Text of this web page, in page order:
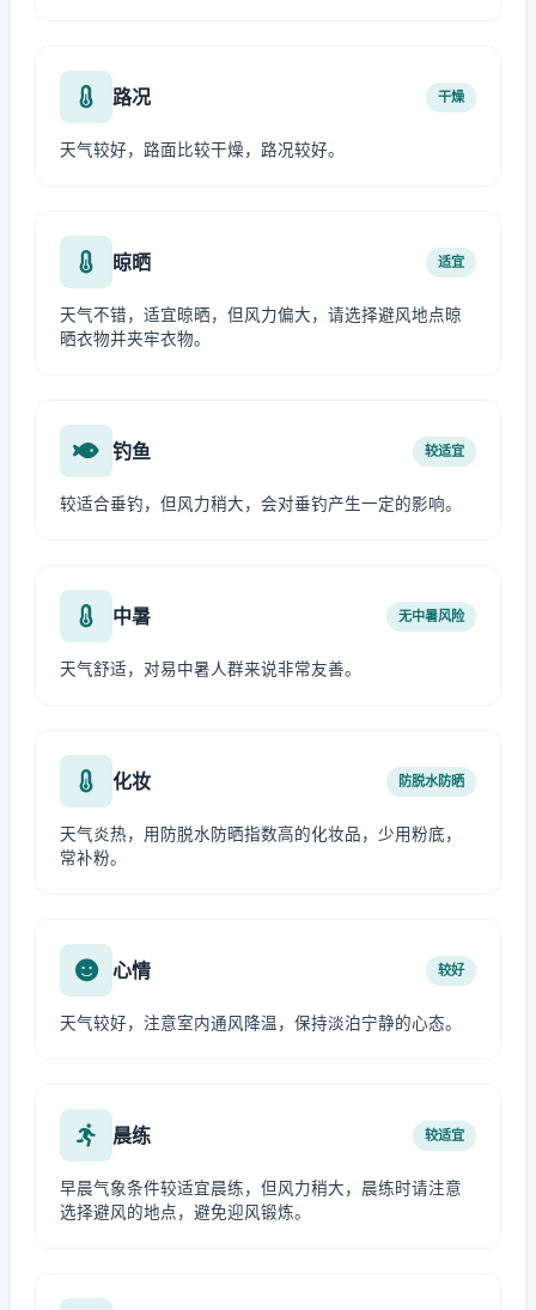
路况 干燥
天气较好，路面比较干燥，路况较好。
晾晒 适宜
天气不错，适宜晾晒，但风力偏大，请选择避风地点晾
晒衣物并夹牢衣物。
钓鱼 较适宜
较适合垂钓，但风力稍大，会对垂钓产生一定的影响。
中暑 无中暑风险
天气舒适，对易中暑人群来说非常友善。
化妆 防脱水防晒
天气炎热，用防脱水防晒指数高的化妆品，少用粉底，
常补粉。
心情 较好
天气较好，注意室内通风降温，保持淡泊宁静的心态。
晨练 较适宜
早晨气象条件较适宜晨练，但风力稍大，晨练时请注意
选择避风的地点，避免迎风锻炼。